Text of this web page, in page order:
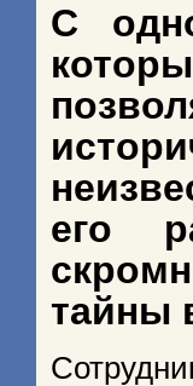
С
его
тайны